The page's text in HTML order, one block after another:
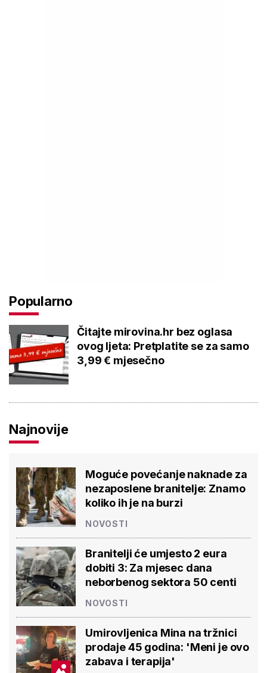
Popularno
Čitajte mirovina.hr bez oglasa
ovog ljeta: Pretplatite se za samo
3,99 € mjesečno
Najnovije
Moguće povećanje naknade za
nezaposlene branitelje: Znamo
koliko ih je na burzi
NOVOSTI
Branitelji će umjesto 2 eura
dobiti 3: Za mjesec dana
neborbenog sektora 50 centi
NOVOSTI
Umirovljenica Mina na tržnici
prodaje 45 godina: 'Meni je ovo
zabava i terapija'